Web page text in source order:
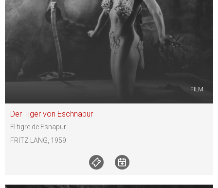
FILM
Der Tiger von Eschnapur
El tigre de Esnapur
FRITZ LANG, 1959.